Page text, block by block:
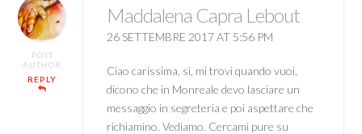
POST
AUTHOR
REPLY
Maddalena Capra Lebout
26 SETTEMBRE 2017 AT 5:56 PM
Ciao carissima, sì, mi trovi quando vuoi,
dicono che in Monreale devo lasciare un
messaggio in segreteria e poi aspettare che
richiamino. Vediamo. Cercami pure su